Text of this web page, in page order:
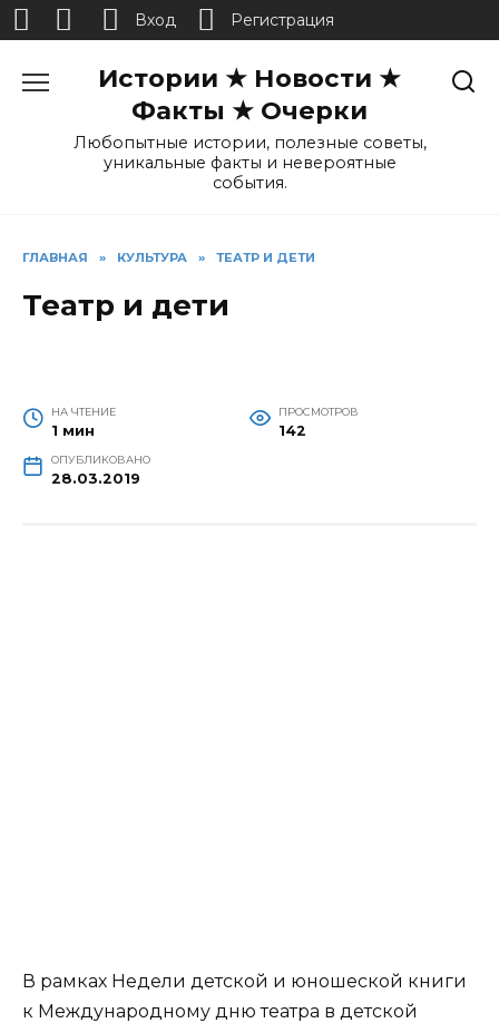
Истории ★ Новости ★
Факты ★ Очерки
Любопытные истории, полезные советы,
уникальные факты и невероятные
события.
ГЛАВНАЯ » КУЛЬТУРА » ТЕАТР И ДЕТИ
Театр и дети
НА ЧТЕНИЕ
1 мин
ПРОСМОТРОВ
142
ОПУБЛИКОВАНО
28.03.2019
В рамках Недели детской и юношеской книги
к Международному дню театра в детской
Вход Регистрация